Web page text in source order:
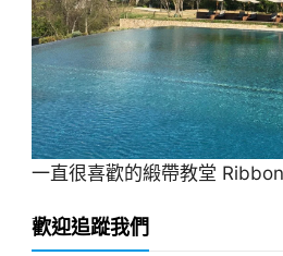
一直很喜歡的緞帶教堂
歡迎追蹤我們